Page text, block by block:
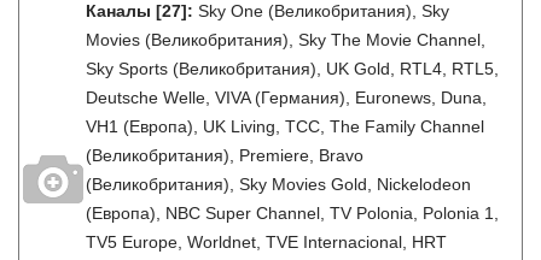
Каналы [27]: Sky One (Великобритания), Sky
Movies (Великобритания), Sky The Movie Channel,
Sky Sports (Великобритания), UK Gold, RTL4, RTL5,
Deutsche Welle, VIVA (Германия), Euronews, Duna,
VH1 (Европа), UK Living, TCC, The Family Channel
(Великобритания), Premiere, Bravo
(Великобритания), Sky Movies Gold, Nickelodeon
(Европа), NBC Super Channel, TV Polonia, Polonia 1,
TV5 Europe, Worldnet, TVE Internacional, HRT